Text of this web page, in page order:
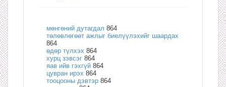
мөнгөний дутагдал 864
төлөвлөгөөт ажлыг биелүүлэхийг шаардах
864
өдөр түлхэх 864
хурц зэвсэг 864
яав ийв гэхгүй 864
цувран ирэх 864
тооцооны дэвтэр 864